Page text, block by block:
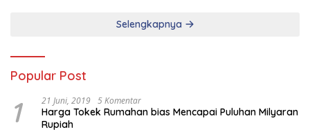
Selengkapnya
Popular Post
1 21 Juni, 2019 5 Komentar
Harga Tokek Rumahan bias Mencapai Puluhan Milyaran
Rupiah